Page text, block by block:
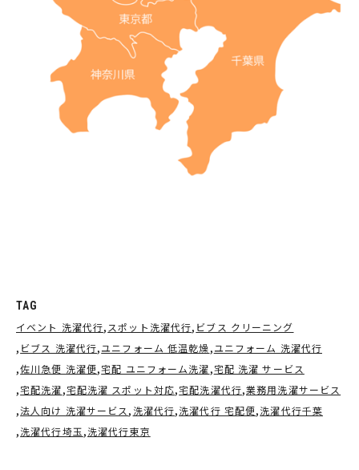
TAG
イベント 洗濯代行 スポット洗濯代行 ビブス クリーニング
ビブス 洗濯代行 ユニフォーム 低温乾燥 ユニフォーム 洗濯代行
佐川急便 洗濯便 宅配 ユニフォーム洗濯 宅配 洗濯 サービス
宅配洗濯 宅配洗濯 スポット対応 宅配洗濯代行 業務用洗濯サービス
法人向け 洗濯サービス 洗濯代行 洗濯代行 宅配便 洗濯代行千葉
洗濯代行埼玉 洗濯代行東京